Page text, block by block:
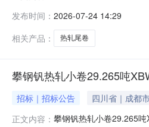
保证金：￥1,700.00元
发布时间： 2026-07-24 14:29
相关产品：
热轧尾卷
攀钢钒热轧小卷29.265吨
招标｜招标公告 四川省｜成都
正文内容： 攀钢钒热轧小卷29.265